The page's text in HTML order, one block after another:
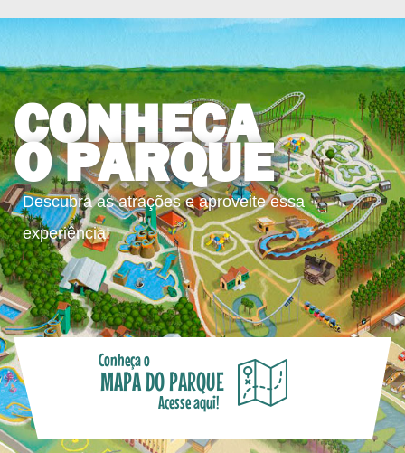
CONHEÇA
O PARQUE
Descubra as atrações e aproveite essa
experiência!
Conheça o
MAPA DO PARQUE
Acesse aqui!